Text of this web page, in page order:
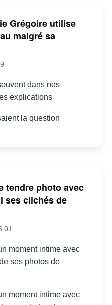
Grégoire utilise
malgré sa
dans nos
explications
la question
tendre photo avec
ses clichés de
moment intime avec
ses photos de
moment intime avec